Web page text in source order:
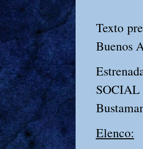
Texto
Buenos
Elenco: